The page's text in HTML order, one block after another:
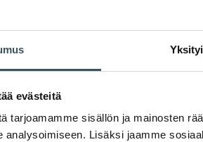
evästeitä
tarjoamamme sisällön ja mainosten
analysoimiseen. Lisäksi jaamme